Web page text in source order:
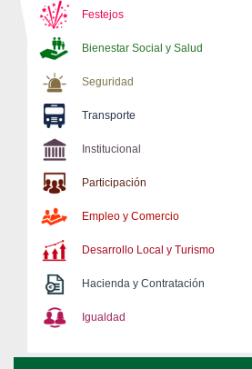
Festejos
Bienestar Social y Salud
Seguridad
Transporte
Institucional
Participación
Empleo y Comercio
Desarrollo Local y Turismo
Hacienda y Contratación
Igualdad